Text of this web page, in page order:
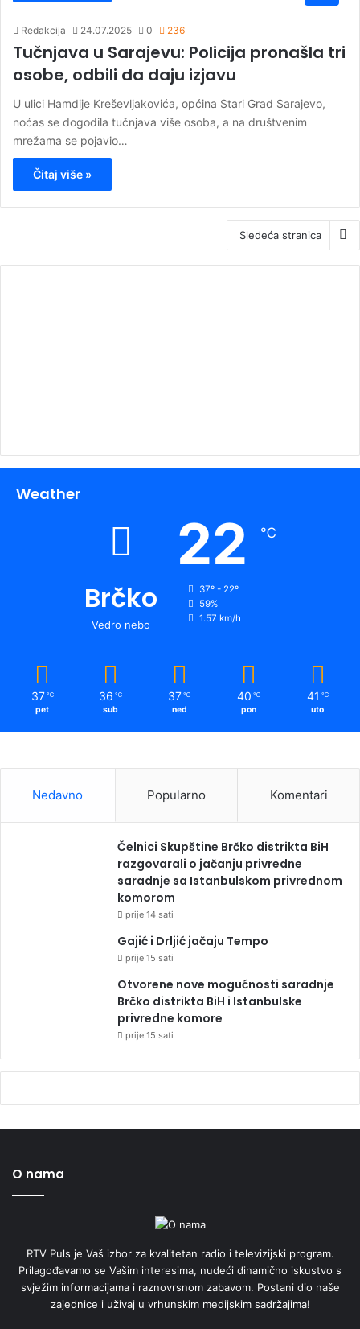
Redakcija 24.07.2025 0 236
Tučnjava u Sarajevu: Policija pronašla tri
osobe, odbili da daju izjavu
U ulici Hamdije Kreševljakovića, općina Stari Grad Sarajevo,
noćas se dogodila tučnjava više osoba, a na društvenim
mrežama se pojavio…
Čitaj više »
Sledeća stranica
Weather
Brčko
Vedro nebo
22 ℃
37º - 22º
59%
1.57 km/h
37 ℃
pet
36 ℃
sub
37 ℃
ned
40 ℃
pon
41 ℃
uto
Nedavno Popularno Komentari
Čelnici Skupštine Brčko distrikta BiH
razgovarali o jačanju privredne
saradnje sa Istanbulskom privrednom
komorom
prije 14 sati
Gajić i Drljić jačaju Tempo
prije 15 sati
Otvorene nove mogućnosti saradnje
Brčko distrikta BiH i Istanbulske
privredne komore
prije 15 sati
O nama
RTV Puls je Vaš izbor za kvalitetan radio i televizijski program.
Prilagođavamo se Vašim interesima, nudeći dinamično iskustvo s
svježim informacijama i raznovrsnom zabavom. Postani dio naše
zajednice i uživaj u vrhunskim medijskim sadržajima!